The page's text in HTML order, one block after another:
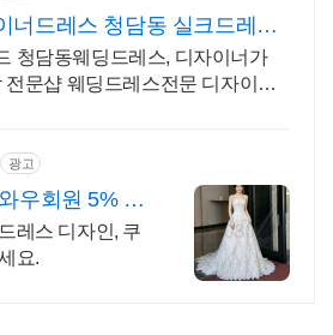
너드레스 청담동 실크드레스
청담동웨딩드레스, 디자이너가
전문샵 웨딩드레스전문 디자이너
광고
우회원 5% 캐
레스 디자인, 쿠
요.